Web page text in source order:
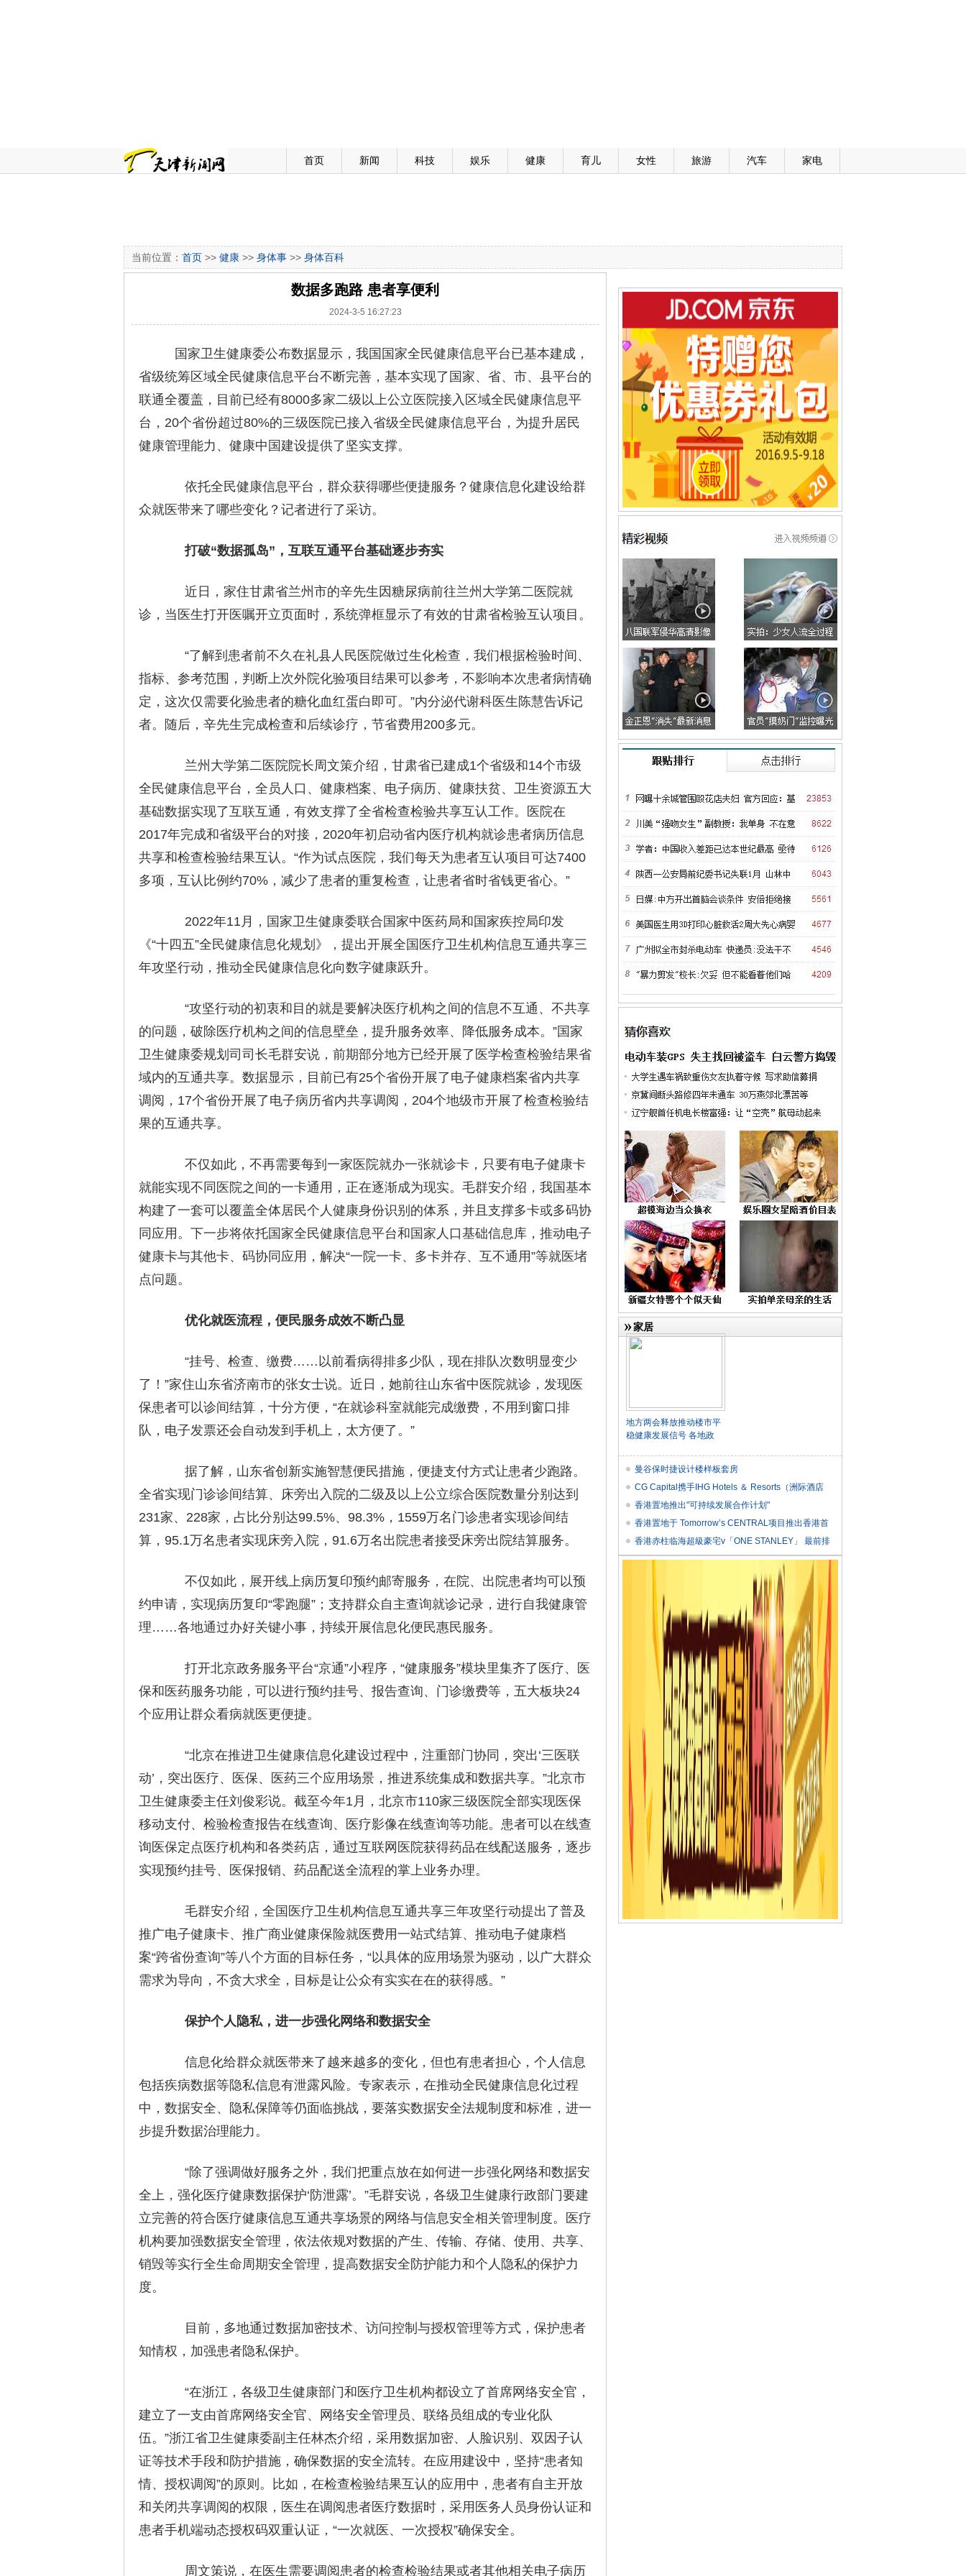
首页 新闻 科技 娱乐 健康 育儿 女性 旅游 汽车 家电
当前位置： 首页 >> 健康 >> 身体事 >> 身体百科
数据多跑路 患者享便利
2024-3-5 16:27:23
国家卫生健康委公布数据显示，我国国家全民健康信息平台已基本建成，
省级统筹区域全民健康信息平台不断完善，基本实现了国家、省、市、县平台的
联通全覆盖，目前已经有8000多家二级以上公立医院接入区域全民健康信息平
台，20个省份超过80%的三级医院已接入省级全民健康信息平台，为提升居民
健康管理能力、健康中国建设提供了坚实支撑。
依托全民健康信息平台，群众获得哪些便捷服务？健康信息化建设给群
众就医带来了哪些变化？记者进行了采访。
打破“数据孤岛”，互联互通平台基础逐步夯实
近日，家住甘肃省兰州市的辛先生因糖尿病前往兰州大学第二医院就
诊，当医生打开医嘱开立页面时，系统弹框显示了有效的甘肃省检验互认项目。
“了解到患者前不久在礼县人民医院做过生化检查，我们根据检验时间、
指标、参考范围，判断上次外院化验项目结果可以参考，不影响本次患者病情确
定，这次仅需要化验患者的糖化血红蛋白即可。”内分泌代谢科医生陈慧告诉记
者。随后，辛先生完成检查和后续诊疗，节省费用200多元。
兰州大学第二医院院长周文策介绍，甘肃省已建成1个省级和14个市级
全民健康信息平台，全员人口、健康档案、电子病历、健康扶贫、卫生资源五大
基础数据实现了互联互通，有效支撑了全省检查检验共享互认工作。医院在
2017年完成和省级平台的对接，2020年初启动省内医疗机构就诊患者病历信息
共享和检查检验结果互认。“作为试点医院，我们每天为患者互认项目可达7400
多项，互认比例约70%，减少了患者的重复检查，让患者省时省钱更省心。”
2022年11月，国家卫生健康委联合国家中医药局和国家疾控局印发
《“十四五”全民健康信息化规划》，提出开展全国医疗卫生机构信息互通共享三
年攻坚行动，推动全民健康信息化向数字健康跃升。
“攻坚行动的初衷和目的就是要解决医疗机构之间的信息不互通、不共享
的问题，破除医疗机构之间的信息壁垒，提升服务效率、降低服务成本。”国家
卫生健康委规划司司长毛群安说，前期部分地方已经开展了医学检查检验结果省
域内的互通共享。数据显示，目前已有25个省份开展了电子健康档案省内共享
调阅，17个省份开展了电子病历省内共享调阅，204个地级市开展了检查检验结
果的互通共享。
不仅如此，不再需要每到一家医院就办一张就诊卡，只要有电子健康卡
就能实现不同医院之间的一卡通用，正在逐渐成为现实。毛群安介绍，我国基本
构建了一套可以覆盖全体居民个人健康身份识别的体系，并且支撑多卡或多码协
同应用。下一步将依托国家全民健康信息平台和国家人口基础信息库，推动电子
健康卡与其他卡、码协同应用，解决“一院一卡、多卡并存、互不通用”等就医堵
点问题。
优化就医流程，便民服务成效不断凸显
“挂号、检查、缴费……以前看病得排多少队，现在排队次数明显变少
了！”家住山东省济南市的张女士说。近日，她前往山东省中医院就诊，发现医
保患者可以诊间结算，十分方便，“在就诊科室就能完成缴费，不用到窗口排
队，电子发票还会自动发到手机上，太方便了。”
据了解，山东省创新实施智慧便民措施，便捷支付方式让患者少跑路。
全省实现门诊诊间结算、床旁出入院的二级及以上公立综合医院数量分别达到
231家、228家，占比分别达99.5%、98.3%，1559万名门诊患者实现诊间结
算，95.1万名患者实现床旁入院，91.6万名出院患者接受床旁出院结算服务。
不仅如此，展开线上病历复印预约邮寄服务，在院、出院患者均可以预
约申请，实现病历复印“零跑腿”；支持群众自主查询就诊记录，进行自我健康管
理……各地通过办好关键小事，持续开展信息化便民惠民服务。
打开北京政务服务平台“京通”小程序，“健康服务”模块里集齐了医疗、医
保和医药服务功能，可以进行预约挂号、报告查询、门诊缴费等，五大板块24
个应用让群众看病就医更便捷。
“北京在推进卫生健康信息化建设过程中，注重部门协同，突出‘三医联
动’，突出医疗、医保、医药三个应用场景，推进系统集成和数据共享。”北京市
卫生健康委主任刘俊彩说。截至今年1月，北京市110家三级医院全部实现医保
移动支付、检验检查报告在线查询、医疗影像在线查询等功能。患者可以在线查
询医保定点医疗机构和各类药店，通过互联网医院获得药品在线配送服务，逐步
实现预约挂号、医保报销、药品配送全流程的掌上业务办理。
毛群安介绍，全国医疗卫生机构信息互通共享三年攻坚行动提出了普及
推广电子健康卡、推广商业健康保险就医费用一站式结算、推动电子健康档
案“跨省份查询”等八个方面的目标任务，“以具体的应用场景为驱动，以广大群众
需求为导向，不贪大求全，目标是让公众有实实在在的获得感。”
保护个人隐私，进一步强化网络和数据安全
信息化给群众就医带来了越来越多的变化，但也有患者担心，个人信息
包括疾病数据等隐私信息有泄露风险。专家表示，在推动全民健康信息化过程
中，数据安全、隐私保障等仍面临挑战，要落实数据安全法规制度和标准，进一
步提升数据治理能力。
“除了强调做好服务之外，我们把重点放在如何进一步强化网络和数据安
全上，强化医疗健康数据保护‘防泄露’。”毛群安说，各级卫生健康行政部门要建
立完善的符合医疗健康信息互通共享场景的网络与信息安全相关管理制度。医疗
机构要加强数据安全管理，依法依规对数据的产生、传输、存储、使用、共享、
销毁等实行全生命周期安全管理，提高数据安全防护能力和个人隐私的保护力
度。
目前，多地通过数据加密技术、访问控制与授权管理等方式，保护患者
知情权，加强患者隐私保护。
“在浙江，各级卫生健康部门和医疗卫生机构都设立了首席网络安全官，
建立了一支由首席网络安全官、网络安全管理员、联络员组成的专业化队
伍。”浙江省卫生健康委副主任林杰介绍，采用数据加密、人脸识别、双因子认
证等技术手段和防护措施，确保数据的安全流转。在应用建设中，坚持“患者知
情、授权调阅”的原则。比如，在检查检验结果互认的应用中，患者有自主开放
和关闭共享调阅的权限，医生在调阅患者医疗数据时，采用医务人员身份认证和
患者手机端动态授权码双重认证，“一次就医、一次授权”确保安全。
周文策说，在医生需要调阅患者的检查检验结果或者其他相关电子病历
家居
地方两会释放推动楼市平
稳健康发展信号 各地政
曼谷保时捷设计楼样板套房
CG Capital携手IHG Hotels ＆ Resorts（洲际酒店
香港置地推出"可持续发展合作计划"
香港置地于 Tomorrow’s CENTRAL项目推出香港首
个 香港赤柱临海超級豪宅v「ONE STANLEY」 最前排
★